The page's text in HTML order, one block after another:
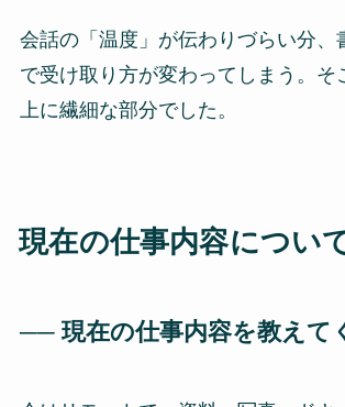
会話の「温度」が伝わりづらい分、
で受け取り方が変わってしまう。そ
上に繊細な部分でした。
現在の仕事内容につい
── 現在の仕事内容を教えて